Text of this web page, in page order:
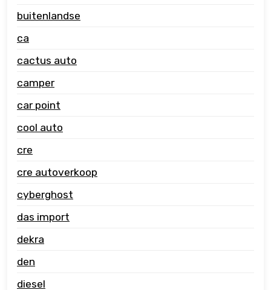
buitenlandse
ca
cactus auto
camper
car point
cool auto
cre
cre autoverkoop
cyberghost
das import
dekra
den
diesel